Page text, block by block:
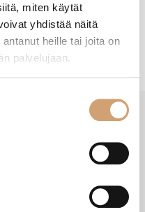
miten käytät
yhdistää näitä
heille tai joita on
palvelujaan.